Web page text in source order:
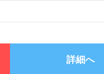
詳細へ